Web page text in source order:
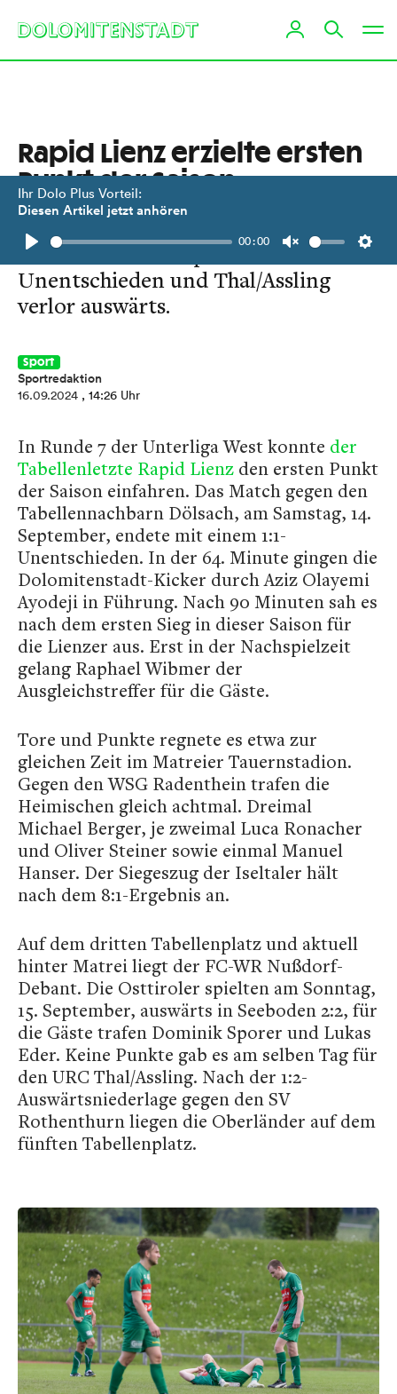
Ihr Dolo Plus Vorteil:
Diesen Artikel jetzt anhören
Play
00:00
Unmute
Rapid Lienz erzielte ersten
Punkt der Saison
Matrei setzte seinen Siegeszug fort.
Nußdorf-Debant spielte
Unentschieden und Thal/Assling
verlor auswärts.
Sport
Sportredaktion
16.09.2024 , 14:26 Uhr
In Runde 7 der Unterliga West konnte der
Tabellenletzte Rapid Lienz den ersten Punkt
der Saison einfahren. Das Match gegen den
Tabellennachbarn Dölsach, am Samstag, 14.
September, endete mit einem 1:1-
Unentschieden. In der 64. Minute gingen die
Dolomitenstadt-Kicker durch Aziz Olayemi
Ayodeji in Führung. Nach 90 Minuten sah es
nach dem ersten Sieg in dieser Saison für
die Lienzer aus. Erst in der Nachspielzeit
gelang Raphael Wibmer der
Ausgleichstreffer für die Gäste.
Tore und Punkte regnete es etwa zur
gleichen Zeit im Matreier Tauernstadion.
Gegen den WSG Radenthein trafen die
Heimischen gleich achtmal. Dreimal
Michael Berger, je zweimal Luca Ronacher
und Oliver Steiner sowie einmal Manuel
Hanser. Der Siegeszug der Iseltaler hält
nach dem 8:1-Ergebnis an.
Auf dem dritten Tabellenplatz und aktuell
hinter Matrei liegt der FC-WR Nußdorf-
Debant. Die Osttiroler spielten am Sonntag,
15. September, auswärts in Seeboden 2:2, für
die Gäste trafen Dominik Sporer und Lukas
Eder. Keine Punkte gab es am selben Tag für
den URC Thal/Assling. Nach der 1:2-
Auswärtsniederlage gegen den SV
Rothenthurn liegen die Oberländer auf dem
fünften Tabellenplatz.